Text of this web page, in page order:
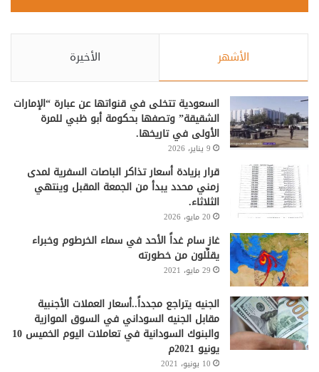
الأشهر الأخيرة
السعودية تتخلى في قنواتها عن عبارة “الإمارات
الشقيقة” وتصفها بحكومة أبو ظبي للمرة
الأولى في تاريخها.
9 يناير، 2026
قرار بزيادة أسعار تذاكر الباصات السفرية لمدى
زمني محدد يبدأ من الجمعة المقبل وينتهي
الثلاثاء.
20 مايو، 2026
غاز سام غداً الأحد في سماء الخرطوم وخبراء
يقلِّلون من خطورته
29 مايو، 2021
الجنيه يتراجع مجدداً..أسعار العملات الأجنبية
مقابل الجنيه السوداني في السوق الموازية
والبنوك السودانية في تعاملات اليوم الخميس 10
يونيو 2021م
10 يونيو، 2021